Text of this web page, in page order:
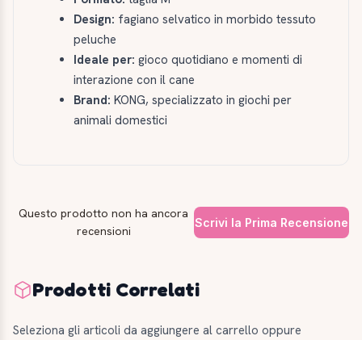
Design: fagiano selvatico in morbido tessuto
peluche
Ideale per: gioco quotidiano e momenti di
interazione con il cane
Brand: KONG, specializzato in giochi per
animali domestici
Questo prodotto non ha ancora
recensioni
Scrivi la Prima Recensione
Prodotti Correlati
Seleziona gli articoli da aggiungere al carrello oppure